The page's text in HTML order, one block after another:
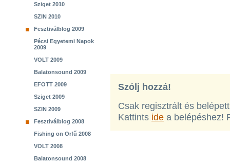
Sziget 2010
SZIN 2010
Fesztiválblog 2009
Pécsi Egyetemi Napok
2009
VOLT 2009
Balatonsound 2009
EFOTT 2009
Sziget 2009
SZIN 2009
Fesztiválblog 2008
Fishing on Orfű 2008
VOLT 2008
Balatonsound 2008
Szólj hozzá!
Csak regisztrált és
Kattints ide a belépéshez!